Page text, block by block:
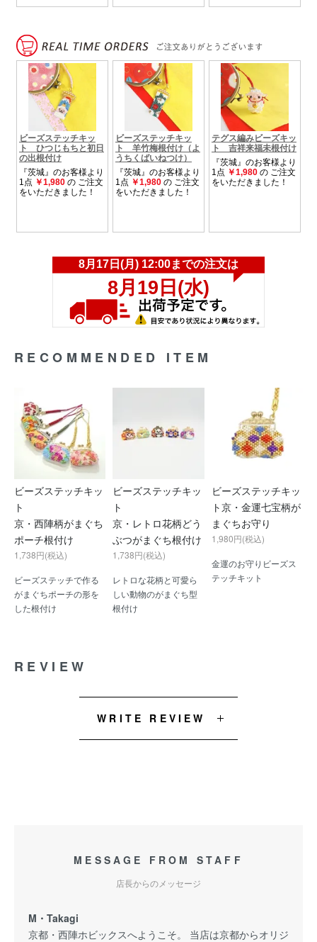
RECOMMENDED ITEM
ビーズステッチキッ
ト
京・西陣柄がまぐち
ポーチ根付け
1,738円(税込)
ビーズステッチで作る
がまぐちポーチの形を
した根付け
ビーズステッチキッ
ト
京・レトロ花柄どう
ぶつがまぐち根付け
1,738円(税込)
レトロな花柄と可愛ら
しい動物のがまぐち型
根付け
ビーズステッチキッ
ト京・金運七宝柄が
まぐちお守り
1,980円(税込)
金運のお守りビーズス
テッチキット
REVIEW
WRITE REVIEW
MESSAGE FROM STAFF
店長からのメッセージ
M・Takagi
京都・西陣ホビックスへようこそ。 当店は京都からオリジ